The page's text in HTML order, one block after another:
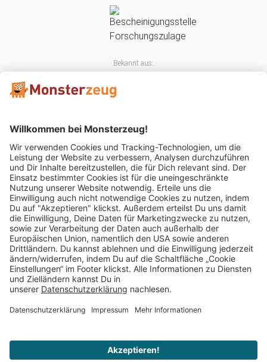
Bekannt aus:
Mitglied im:
Impressum AGB Widerrufsbelehrung
Vertrag widerrufen